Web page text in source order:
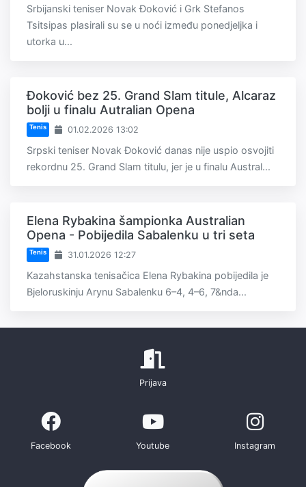
Srbijanski teniser Novak Đoković i Grk Stefanos
Tsitsipas plasirali su se u noći između ponedjeljka i
utorka u...
Đoković bez 25. Grand Slam titule, Alcaraz
bolji u finalu Autralian Opena
Tenis 01.02.2026 13:02
Srpski teniser Novak Đoković danas nije uspio osvojiti
rekordnu 25. Grand Slam titulu, jer je u finalu Austral...
Elena Rybakina šampionka Australian
Opena - Pobijedila Sabalenku u tri seta
Tenis 31.01.2026 12:27
Kazahstanska tenisačica Elena Rybakina pobijedila je
Bjeloruskinju Arynu Sabalenku 6–4, 4–6, 7&nda...
Prijava
Facebook Youtube Instagram